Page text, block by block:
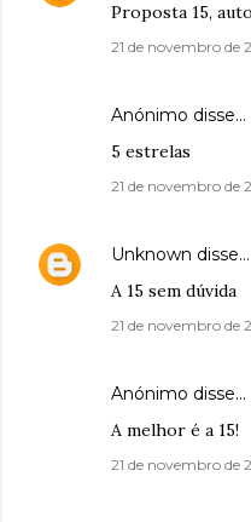
Proposta 15,
21 de novembro de
Anónimo disse…
5 estrelas
21 de novembro de
Unknown disse…
A 15 sem dúvida
21 de novembro de
Anónimo disse…
A melhor é a 15!
21 de novembro de